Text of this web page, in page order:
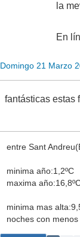
la
En
Domingo 21 Marzo
fantásticas estas
entre Sant
minima
maxima
minima mas
noches con